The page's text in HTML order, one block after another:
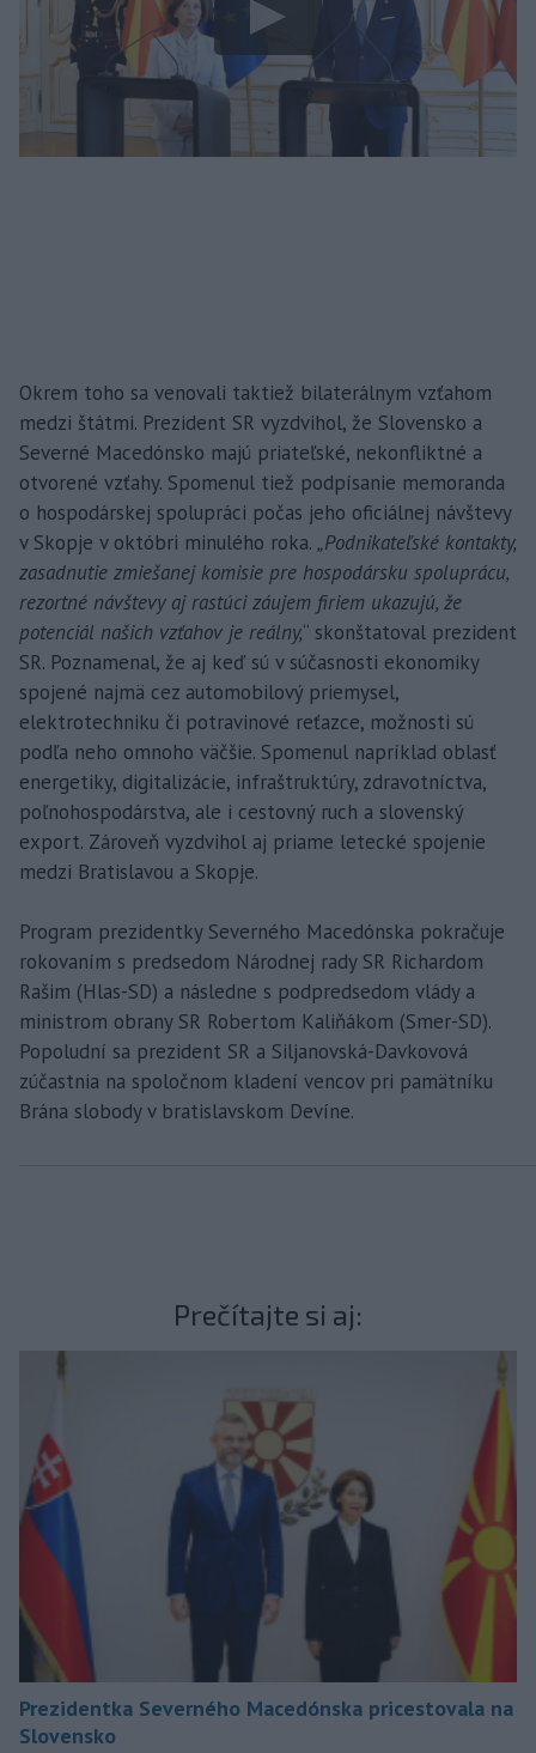
Okrem toho sa venovali taktiež bilaterálnym vzťahom
medzi štátmi. Prezident SR vyzdvihol, že Slovensko a
Severné Macedónsko majú priateľské, nekonfliktné a
otvorené vzťahy. Spomenul tiež podpísanie memoranda
o hospodárskej spolupráci počas jeho oficiálnej návštevy
v Skopje v októbri minulého roka. „Podnikateľské kontakty,
zasadnutie zmiešanej komisie pre hospodársku spoluprácu,
rezortné návštevy aj rastúci záujem firiem ukazujú, že
potenciál našich vzťahov je reálny,“ skonštatoval prezident
SR. Poznamenal, že aj keď sú v súčasnosti ekonomiky
spojené najmä cez automobilový priemysel,
elektrotechniku či potravinové reťazce, možnosti sú
podľa neho omnoho väčšie. Spomenul napríklad oblasť
energetiky, digitalizácie, infraštruktúry, zdravotníctva,
poľnohospodárstva, ale i cestovný ruch a slovenský
export. Zároveň vyzdvihol aj priame letecké spojenie
medzi Bratislavou a Skopje.
Program prezidentky Severného Macedónska pokračuje
rokovaním s predsedom Národnej rady SR Richardom
Rašim (Hlas-SD) a následne s podpredsedom vlády a
ministrom obrany SR Robertom Kaliňákom (Smer-SD).
Popoludní sa prezident SR a Siljanovská-Davkovová
zúčastnia na spoločnom kladení vencov pri pamätníku
Brána slobody v bratislavskom Devíne.
Prečítajte si aj:
Prezidentka Severného Macedónska pricestovala na
Slovensko